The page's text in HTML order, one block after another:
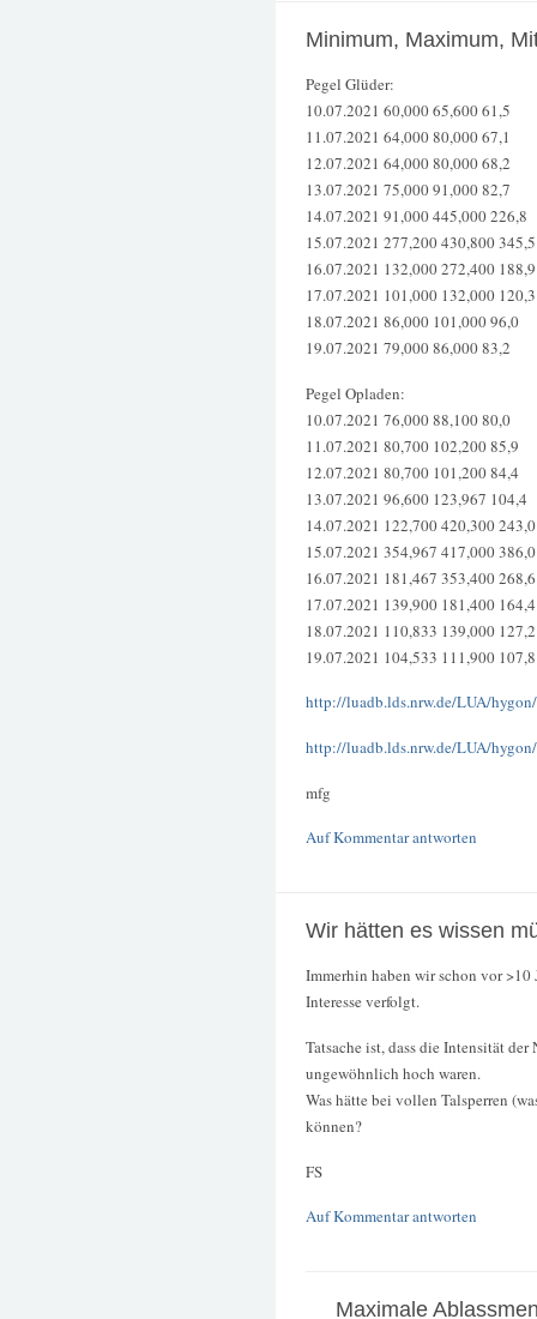
Minimum, Maximum,
Pegel Glüder:
10.07.2021 60,000 65,600 61,5
11.07.2021 64,000 80,000 67,1
12.07.2021 64,000 80,000 68,2
13.07.2021 75,000 91,000 82,7
14.07.2021 91,000 445,000 226,8
15.07.2021 277,200 430,800 345,5
16.07.2021 132,000 272,400 188,9
17.07.2021 101,000 132,000 120,3
18.07.2021 86,000 101,000 96,0
19.07.2021 79,000 86,000 83,2
Pegel Opladen:
10.07.2021 76,000 88,100 80,0
11.07.2021 80,700 102,200 85,9
12.07.2021 80,700 101,200 84,4
13.07.2021 96,600 123,967 104,4
14.07.2021 122,700 420,300 243,0
15.07.2021 354,967 417,000 386,0
16.07.2021 181,467 353,400 268,6
17.07.2021 139,900 181,400 164,4
18.07.2021 110,833 139,000 127,2
19.07.2021 104,533 111,900 107,8
http://luadb.lds.nrw.de/LUA/
http://luadb.lds.nrw.de/LUA/
mfg
Auf Kommentar antworten
Wir hätten es wissen
Immerhin haben wir schon vor >10
Interesse verfolgt.
Tatsache ist, dass die Intensität
ungewöhnlich hoch waren.
Was hätte bei vollen Talsperren
können?
FS
Auf Kommentar antworten
Maximale